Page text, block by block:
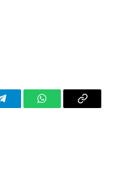
TelegramWhatsAppCopy